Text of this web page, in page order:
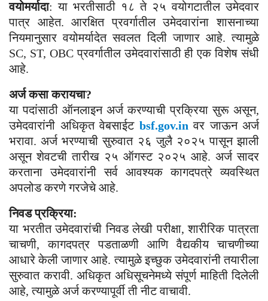
वयोमर्यादा: या भरतीसाठी १८ ते २५ वयोगटातील उमेदवार
पात्र आहेत. आरक्षित प्रवर्गातील उमेदवारांना शासनाच्या
नियमानुसार वयोमर्यादेत सवलत दिली जाणार आहे. त्यामुळे
SC, ST, OBC प्रवर्गातील उमेदवारांसाठी ही एक विशेष संधी
आहे.
अर्ज कसा करायचा?
या पदांसाठी ऑनलाइन अर्ज करण्याची प्रक्रिया सुरू असून,
उमेदवारांनी अधिकृत वेबसाईट bsf.gov.inवर जाऊन अर्ज
भरावा. अर्ज भरण्याची सुरुवात २६ जुलै २०२५ पासून झाली
असून शेवटची तारीख २५ ऑगस्ट २०२५ आहे. अर्ज सादर
करताना उमेदवारांनी सर्व आवश्यक कागदपत्रे व्यवस्थित
अपलोड करणे गरजेचे आहे.
निवड प्रक्रिया:
या भरतीत उमेदवारांची निवड लेखी परीक्षा, शारीरिक पात्रता
चाचणी, कागदपत्र पडताळणी आणि वैद्यकीय चाचणीच्या
आधारे केली जाणार आहे. त्यामुळे इच्छुक उमेदवारांनी तयारीला
सुरुवात करावी. अधिकृत अधिसूचनेमध्ये संपूर्ण माहिती दिलेली
आहे, त्यामुळे अर्ज करण्यापूर्वी ती नीट वाचावी.